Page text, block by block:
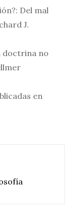
Del mal
J.
doctrina no
en